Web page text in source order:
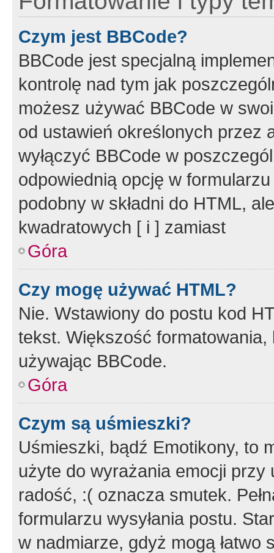
Czym jest BBCode?
BBCode jest specjalną
kontrolę nad tym jak
możesz używać BBCode w
od ustawień określonych przez
wyłączyć BBCode w
odpowiednią opcję w
podobny w składni do HTML,
kwadratowych [ i ] zamiast
Góra
Czy mogę używać HTML?
Nie. Wstawiony do postu kod
tekst. Większość
używając BBCode.
Góra
Czym są uśmieszki?
Uśmieszki, bądź Emotikony, to
użyte do wyrażania emocji
radość, :( oznacza smutek.
formularzu wysyłania postu.
w nadmiarze, gdyż mogą